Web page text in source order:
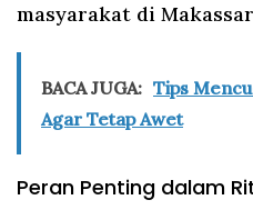
masyarakat di
BACA JUGA: Tips
Agar Tetap Awet
Peran Penting dalam